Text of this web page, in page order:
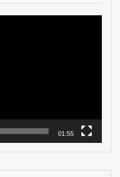
01:55